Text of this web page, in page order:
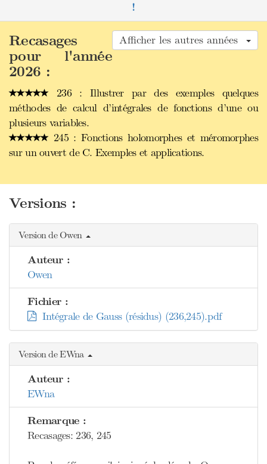
!
Afficher les autres années
Recasages
pour l'année
2026 :
236 : Illustrer par des exemples quelques
méthodes de calcul d’intégrales de fonctions d’une ou
plusieurs variables.
245 : Fonctions holomorphes et méromorphes
sur un ouvert de C. Exemples et applications.
Versions :
Version de Owen
Auteur :
Owen
Fichier :
Intégrale de Gauss (résidus) (236,245).pdf
Version de EWna
Auteur :
EWna
Remarque :
Recasages: 236, 245